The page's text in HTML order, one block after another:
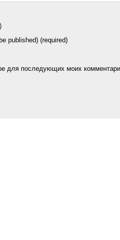
published) (required)
для последующих моих